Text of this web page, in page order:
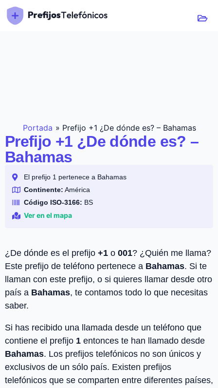
Portada » Prefijo +1 ¿De dónde es? – Bahamas
Prefijo +1 ¿De dónde es? –
Bahamas
El prefijo 1 pertenece a Bahamas
Continente: América
Código ISO-3166: BS
Ver en el mapa
¿De dónde es el prefijo +1 o 001? ¿Quién me llama?
Este prefijo de teléfono pertenece a Bahamas. Si te
llaman con este prefijo, o si quieres llamar desde otro
país a Bahamas, te contamos todo lo que necesitas
saber.
Si has recibido una llamada desde un teléfono que
contiene el prefijo 1 entonces te han llamado desde
Bahamas. Los prefijos telefónicos no son únicos y
exclusivos de un sólo país. Existen prefijos
telefónicos que se comparten entre diferentes países,